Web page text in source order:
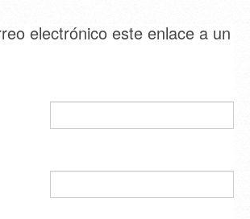
electrónico este enlace a un